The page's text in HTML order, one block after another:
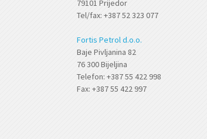
79101 Prijedor
Tel/fax: +387 52 323 077
Fortis Petrol d.o.o.
Baje Pivljanina 82
76 300 Bijeljina
Telefon: +387 55 422 998
Fax: +387 55 422 997